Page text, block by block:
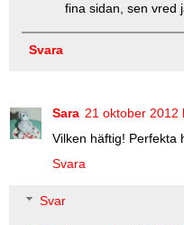
fina sidan, sen vred
Svara
Sara 21 oktober 2012
Vilken häftig! Perfekta
Svara
Svar